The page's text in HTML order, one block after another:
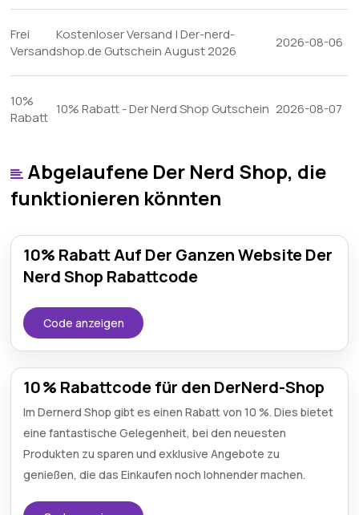
Frei
Versand
Kostenloser Versand | Der-nerd-
shop.de Gutschein August 2026
2026-08-06
10%
Rabatt
10% Rabatt - Der Nerd Shop Gutschein 2026-08-07
Abgelaufene Der Nerd Shop, die
funktionieren könnten
10% Rabatt Auf Der Ganzen Website Der
Nerd Shop Rabattcode
Code anzeigen
10 % Rabattcode für den DerNerd-Shop
Im Dernerd Shop gibt es einen Rabatt von 10 %. Dies bietet
eine fantastische Gelegenheit, bei den neuesten
Produkten zu sparen und exklusive Angebote zu
genießen, die das Einkaufen noch lohnender machen.